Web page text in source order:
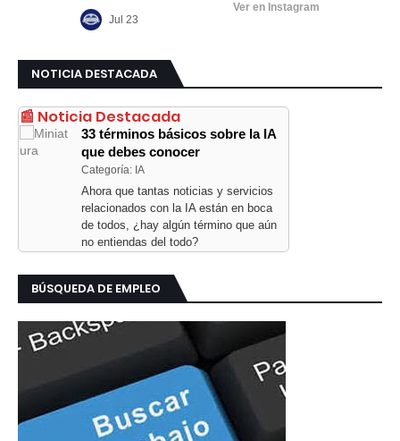
NOTICIA DESTACADA
📰 Noticia Destacada
33 términos básicos sobre la IA
que debes conocer
Categoría: IA
Ahora que tantas noticias y servicios
relacionados con la IA están en boca
de todos, ¿hay algún término que aún
no entiendas del todo?
BÚSQUEDA DE EMPLEO